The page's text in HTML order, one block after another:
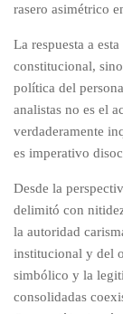
rasero asimétrico
La respuesta a
constitucional,
política del
analistas no es el
verdaderamente
es imperativo
Desde la
delimitó con
la autoridad
institucional y del
simbólico y la
consolidadas